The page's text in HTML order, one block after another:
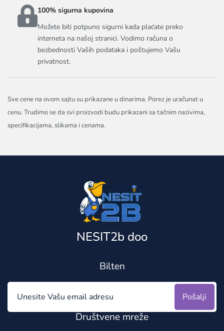
100% sigurna kupovina
Možete biti potpuno sigurni kada plaćate preko
interneta na našoj stranici. Vodimo računa o
bezbednosti Vaših podataka i poštujemo Vašu
privatnost.
Sve cene na ovom sajtu su prikazane u dinarima. Porez je uračunat u
cenu. Trudimo se da svi proizvodi budu prikazani sa tačnim nazivima,
specifikacijama, slikama i cenama.
NESIT2b doo
Bilten
Pošalji
Društvene mreže